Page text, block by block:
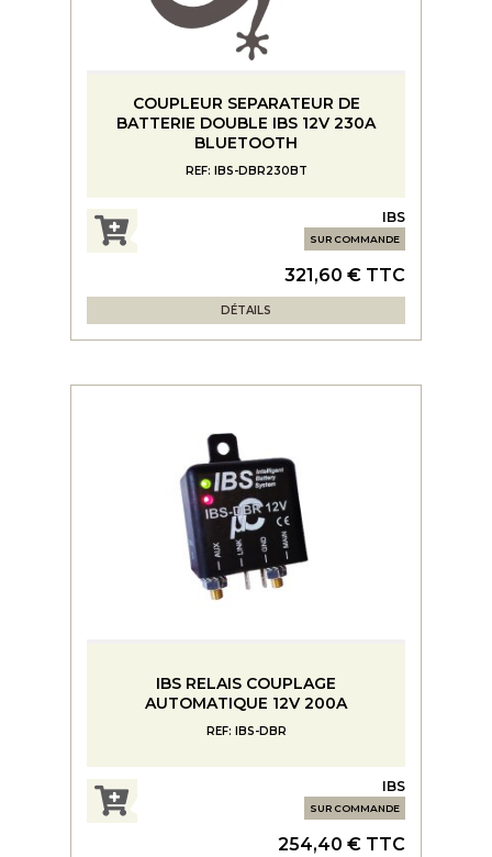
COUPLEUR SEPARATEUR DE
BATTERIE DOUBLE IBS 12V 230A
BLUETOOTH
REF: IBS-DBR230BT
IBS
SUR COMMANDE
321,60 € TTC
DÉTAILS
IBS RELAIS COUPLAGE
AUTOMATIQUE 12V 200A
REF: IBS-DBR
IBS
SUR COMMANDE
254,40 € TTC